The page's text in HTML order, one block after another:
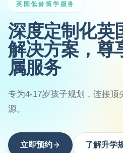
英国低龄留学服务
深度定制化英
解决方案，尊
属服务
专为4-17岁孩子规划，连接顶
源。
立即预约 了解升学